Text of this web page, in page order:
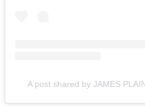
A post shared by JAMES